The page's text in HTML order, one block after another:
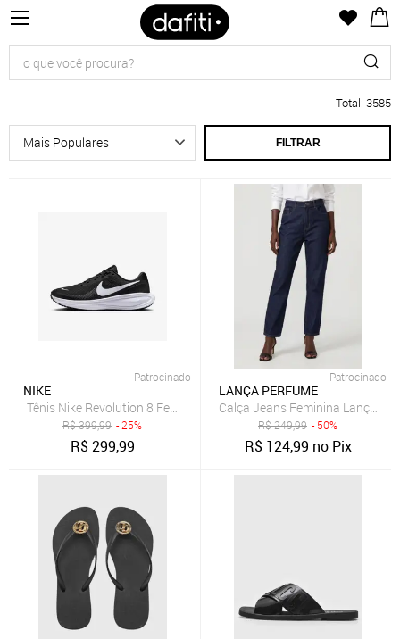
Total: 3585
FILTRAR
Patrocinado
NIKE
Tênis Nike Revolution 8 Feminino
R$399,99 - 25%
R$299,99
Patrocinado
LANÇA PERFUME
Calça Jeans Feminina Lança
R$249,99 - 50%
R$ 124,99 no Pix